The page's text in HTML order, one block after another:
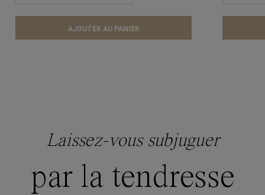
AJOUTER AU PANIER
Laissez-vous subjuguer
par la tendresse